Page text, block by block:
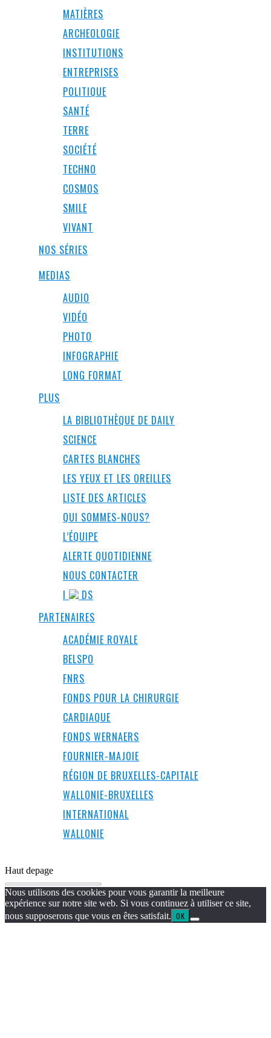
MATIÈRES
ARCHEOLOGIE
INSTITUTIONS
ENTREPRISES
POLITIQUE
SANTÉ
TERRE
SOCIÉTÉ
TECHNO
COSMOS
SMILE
VIVANT
NOS SÉRIES
MEDIAS
AUDIO
VIDÉO
PHOTO
INFOGRAPHIE
LONG FORMAT
PLUS
LA BIBLIOTHÈQUE DE DAILY
SCIENCE
CARTES BLANCHES
LES YEUX ET LES OREILLES
LISTE DES ARTICLES
QUI SOMMES-NOUS?
L’ÉQUIPE
ALERTE QUOTIDIENNE
NOUS CONTACTER
I
DS
PARTENAIRES
ACADÉMIE ROYALE
BELSPO
FNRS
FONDS POUR LA CHIRURGIE
CARDIAQUE
FONDS WERNAERS
FOURNIER-MAJOIE
RÉGION DE BRUXELLES-CAPITALE
WALLONIE-BRUXELLES
INTERNATIONAL
WALLONIE
Haut depage
Nous utilisons des cookies pour vous garantir la meilleure
expérience sur notre site web. Si vous continuez à utiliser ce site,
nous supposerons que vous en êtes satisfait. OK